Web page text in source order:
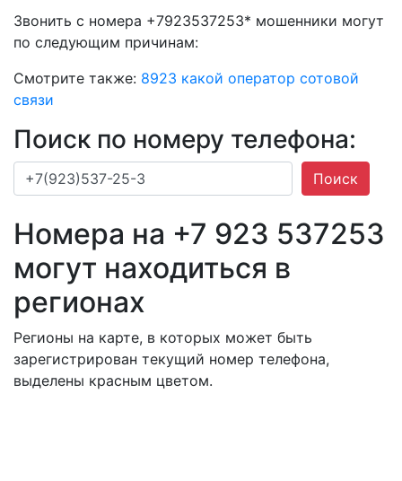
Звонить с номера +7923537253* мошенники могут
по следующим причинам:
Смотрите также: 8923 какой оператор сотовой
связи
Поиск по номеру телефона:
Поиск
Номера на +7 923 537253
могут находиться в
регионах
Регионы на карте, в которых может быть
зарегистрирован текущий номер телефона,
выделены красным цветом.